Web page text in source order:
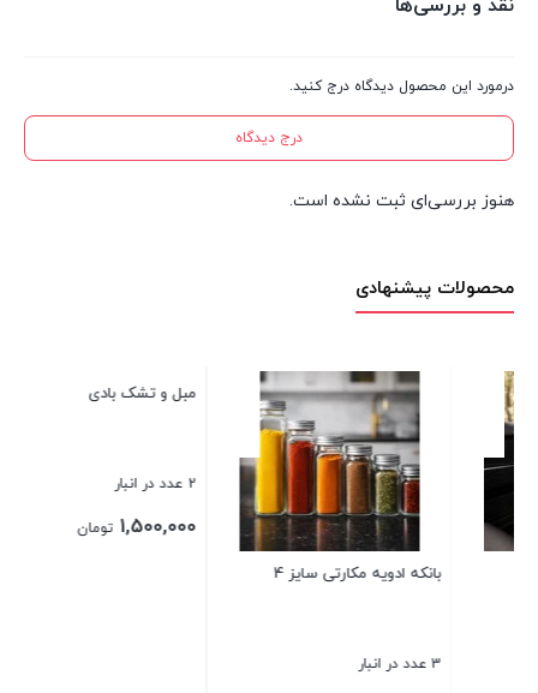
نقد و بررسی‌ها
درمورد این محصول دیدگاه درج کنید.
درج دیدگاه
هنوز بررسی‌ای ثبت نشده است.
محصولات پیشنهادی
مبل و تشک بادی
1,500,000 تومان